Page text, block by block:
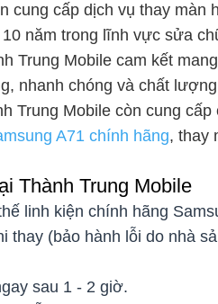
cung cấp dịch vụ thay màn
năm trong lĩnh vực sửa
Trung Mobile cam kết
nhanh chóng và chất
Trung Mobile còn cung
A71 chính hãng, thay
Thành Trung Mobile
linh kiện chính hãng
thay (bảo hành lỗi do nhà
sau 1 - 2 giờ.